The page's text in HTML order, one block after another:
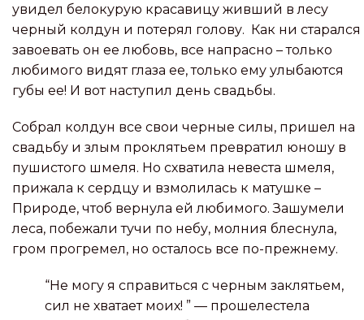
увидел белокурую красавицу живший в лесу
черный колдун и потерял голову. Как ни старался
завоевать он ее любовь, все напрасно – только
любимого видят глаза ее, только ему улыбаются
губы ее! И вот наступил день свадьбы.
Собрал колдун все свои черные силы, пришел на
свадьбу и злым проклятьем превратил юношу в
пушистого шмеля. Но схватила невеста шмеля,
прижала к сердцу и взмолилась к матушке –
Природе, чтоб вернула ей любимого. Зашумели
леса, побежали тучи по небу, молния блеснула,
гром прогремел, но осталось все по-прежнему.
“Не могу я справиться с черным заклятьем,
сил не хватает моих! ” — прошелестела